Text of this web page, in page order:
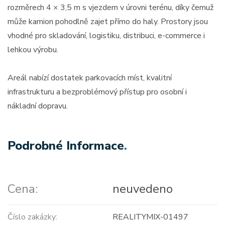
rozměrech 4 × 3,5 m s vjezdem v úrovni terénu, díky čemuž
může kamion pohodlně zajet přímo do haly. Prostory jsou
vhodné pro skladování, logistiku, distribuci, e-commerce i
lehkou výrobu.
Areál nabízí dostatek parkovacích míst, kvalitní
infrastrukturu a bezproblémový přístup pro osobní i
nákladní dopravu.
Podrobné Informace.
Cena: neuvedeno
Číslo zakázky: REALITYMIX-01497